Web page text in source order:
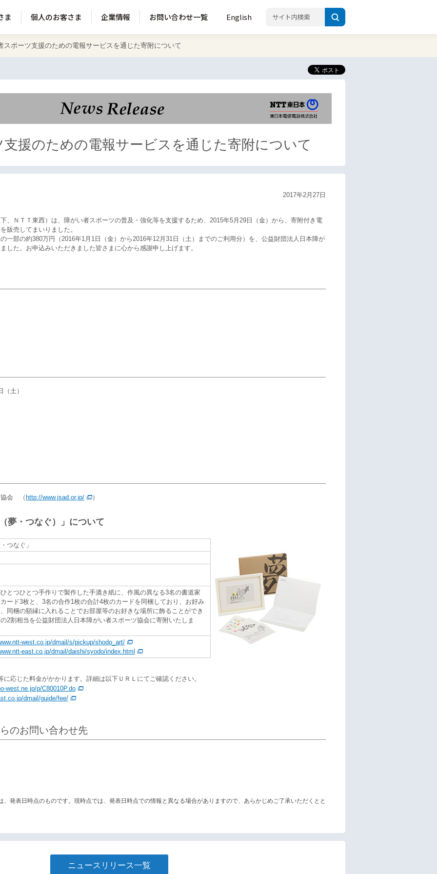
ま 個人のお客さま 企業情報 お問い合わせ一覧 English
スポーツ支援のための電報サービスを通じた寄附について
援のための電報サービスを通じた寄附について
2017年2月27日
ＮＴＴ東西）は、障がい者スポーツの普及・強化等を支援するため、2015年5月29日（金）から、寄附付き電
販売してまいりました。
部の約380万円（2016年1月1日（金）から2016年12月31日（土）までのご利用分）を、公益財団法人日本障が
した。お申込みいただきました皆さまに心から感謝申し上げます。
土）
協会 （ http://www.jsad.or.jp/ ）
夢・つなぐ）」について
つなぐ」
とつひとつ手作りで製作した手漉き紙に、作風の異なる3名の書道家
ード3枚と、3名の合作1枚の合計4枚のカードを同梱しており、お好み
同梱の額縁に入れることでお部屋等のお好きな場所に飾ることができ
2割相当を公益財団法人日本障がい者スポーツ協会に寄附いたしま
west.co.jp/dmail/s/pickup/shodo_art/
east.co.jp/dmail/daishi/syodo/index.html
応じた料金がかかります。詳細は以下ＵＲＬにてご確認ください。
west.ne.jp/p/C80010P.do
dmail/guide/fee/
のお問い合わせ先
発表日時点のものです。現時点では、発表日時点での情報と異なる場合がありますので、あらかじめご了承いただくとと
ニュースリリース一覧